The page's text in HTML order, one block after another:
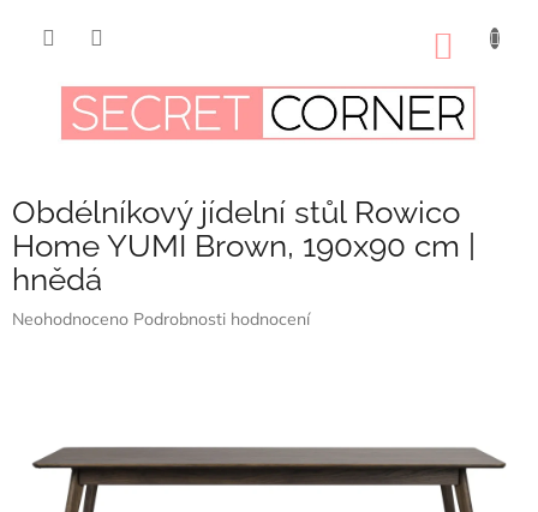
Obdélníkový jídelní stůl Rowico
Home YUMI Brown, 190x90 cm |
hnědá
Průměrné
hvězdiček.
Neohodnoceno Podrobnosti hodnocení